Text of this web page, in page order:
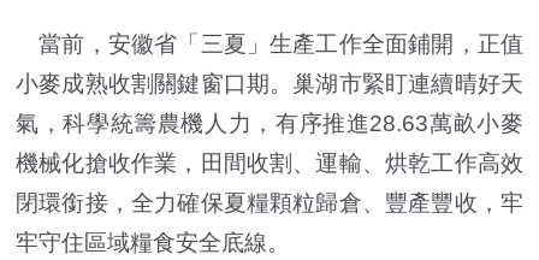
當前，安徽省「三夏」生產工作全面鋪開，正值
小麥成熟收割關鍵窗口期。巢湖市緊盯連續晴好天
氣，科學統籌農機人力，有序推進28.63萬畝小麥
機械化搶收作業，田間收割、運輸、烘乾工作高效
閉環銜接，全力確保夏糧顆粒歸倉、豐產豐收，牢
牢守住區域糧食安全底線。